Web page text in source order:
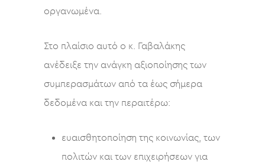
οργανωμένα.
Στο πλαίσιο αυτό ο κ. Γαβαλάκης
ανέδειξε την ανάγκη αξιοποίησης των
συμπερασμάτων από τα έως σήμερα
δεδομένα και την περαιτέρω:
ευαισθητοποίηση της κοινωνίας, των
πολιτών και των επιχειρήσεων για